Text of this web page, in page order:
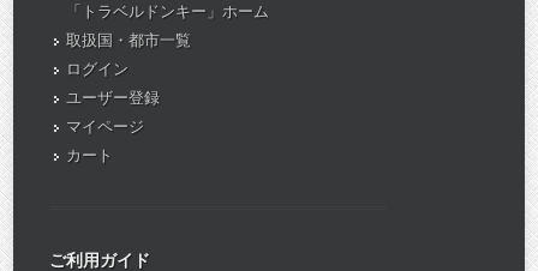
「トラベルドンキー」ホーム
取扱国・都市一覧
ログイン
ユーザー登録
マイページ
カート
ご利用ガイド